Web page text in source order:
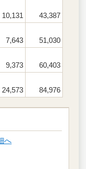
10,131
43,387
7,643
51,030
9,373
60,403
24,573 84,976
へ